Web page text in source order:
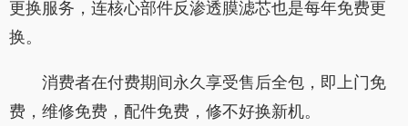
更换服务，连核心部件反渗透膜滤芯也是每年免费更
换。
消费者在付费期间永久享受售后全包，即上门免
费，维修免费，配件免费，修不好换新机。